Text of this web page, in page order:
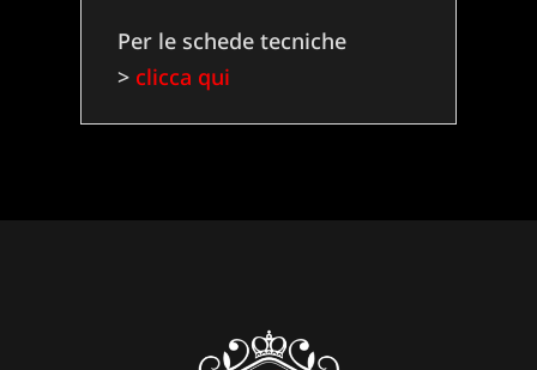
Per le schede tecniche
> clicca qui